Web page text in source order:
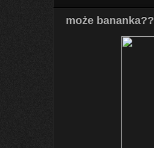
może bananka??